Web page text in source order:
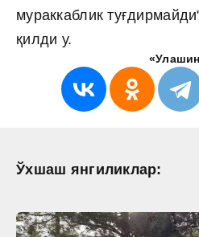
мураккаблик
қилди у.
Ўхшаш янгиликлар: